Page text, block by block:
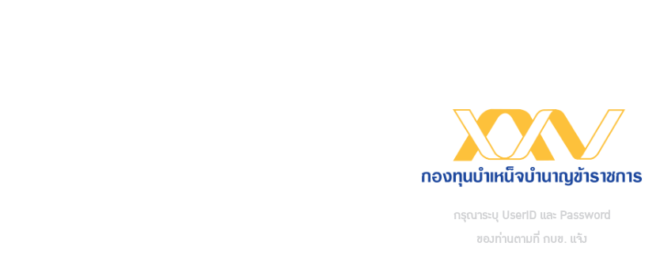
กรุณาระบุ UserID และ Password
ของท่านตามที่ กบข. แจ้ง